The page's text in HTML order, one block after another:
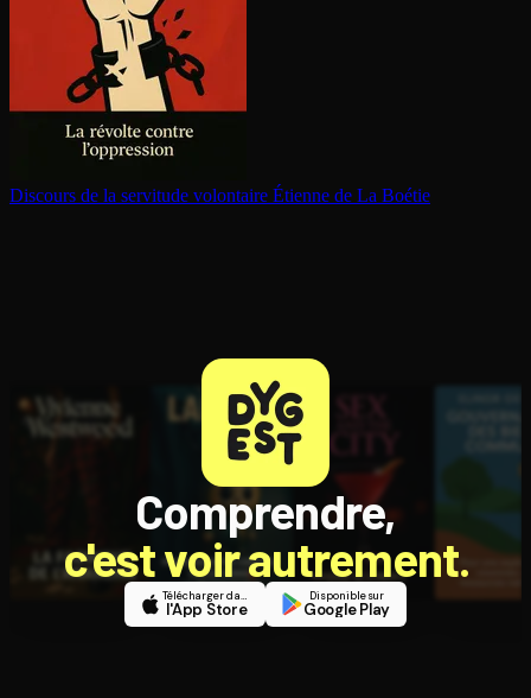
Discours de la servitude volontaire Étienne de La Boétie
Comprendre,
c'est voir autrement.
Télécharger dans
l'App Store
Disponible sur
Google Play